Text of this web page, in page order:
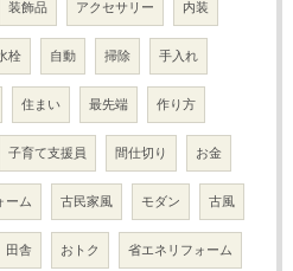
装飾品 アクセサリー 内装
栓 自動 掃除 手入れ
住まい 最先端 作り方
子育て支援員 間仕切り お金
ーム 古民家風 モダン 古風
田舎 おトク 省エネリフォーム